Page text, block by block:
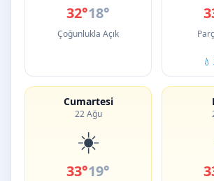
32°18°
Çoğunlukla Açık
Cumartesi
22 Ağu
☀️
33°19°